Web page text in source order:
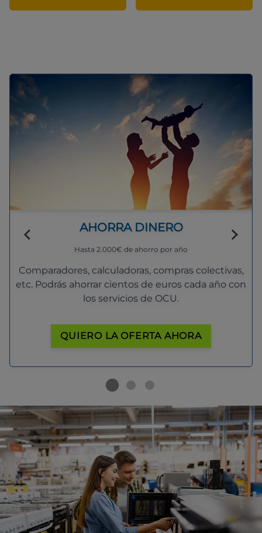
AHORRA DINERO
Hasta 2.000€ de ahorro por año
Comparadores, calculadoras, compras colectivas,
etc. Podrás ahorrar cientos de euros cada año con
los servicios de OCU.
QUIERO LA OFERTA AHORA